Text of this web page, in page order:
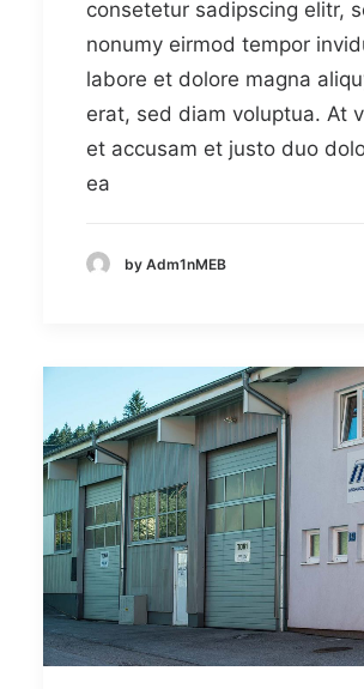
consetetur sadipscing elitr,
nonumy eirmod tempor
labore et dolore magna
erat, sed diam voluptua. At
et accusam et justo duo
ea
by Adm1nMEB